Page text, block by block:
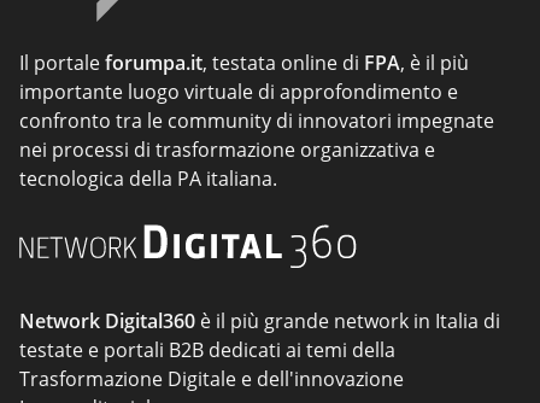
Il portaleforumpa.it, testata online di FPA, è il più
importante luogo virtuale di approfondimento e
confronto tra le community di innovatori impegnate
nei processi di trasformazione organizzativa e
tecnologica della PA italiana.
Network Digital360 è il più grande network in Italia di
testate e portali B2B dedicati ai temi della
Trasformazione Digitale e dell'innovazione